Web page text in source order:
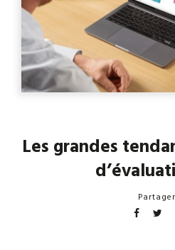
Les grandes